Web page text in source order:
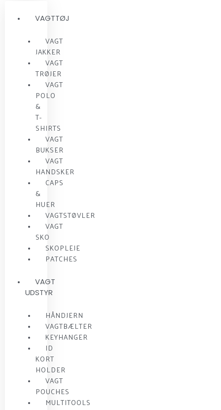
VAGTTØJ
VAGT
JAKKER
VAGT
TRØJER
VAGT
POLO
&
T-
SHIRTS
VAGT
BUKSER
VAGT
HANDSKER
CAPS
&
HUER
VAGTSTØVLER
VAGT
SKO
SKOPLEJE
PATCHES
VAGT
UDSTYR
HÅNDJERN
VAGTBÆLTER
KEYHANGER
ID
KORT
HOLDER
VAGT
POUCHES
MULTITOOLS